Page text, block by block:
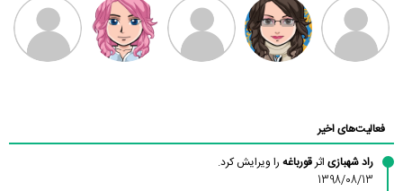
سامان راحمی امیردلتا امیروو ملیکا منتظری عارفه داستانپور
فعالیت‌های اخیر
راد شهبازی اثرقورباغه را ویرایش کرد.
1398/08/13